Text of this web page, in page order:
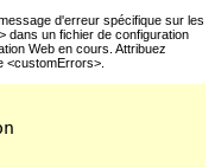
d'erreur spécifique sur les
dans un fichier de configuration
Web en cours. Attribuez
<customErrors>.